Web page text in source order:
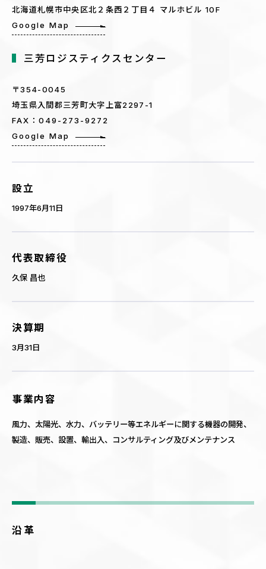
北海道札幌市中央区北２条西２丁目４ マルホビル 10F
Google Map
三芳ロジスティクスセンター
〒354-0045
埼玉県入間郡三芳町大字上富2297-1
FAX：049-273-9272
Google Map
設立
1997年6月11日
代表取締役
久保 昌也
決算期
3月31日
事業内容
風力、太陽光、水力、バッテリー等エネルギーに関する機器の開発、
製造、販売、設置、輸出入、コンサルティング及びメンテナンス
沿革